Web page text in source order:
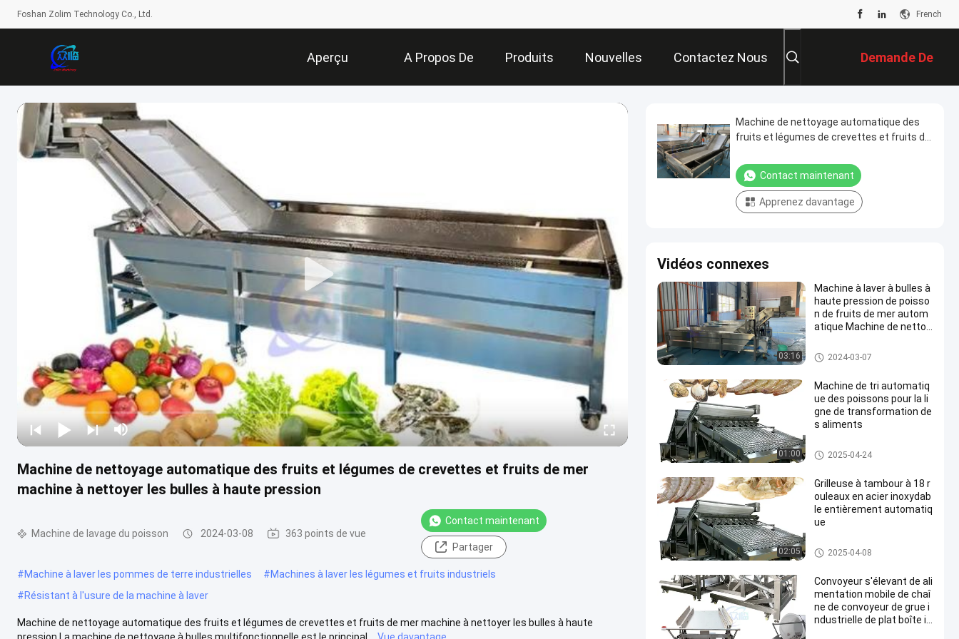
Foshan Zolim Technology Co., Ltd. French
Aperçu A Propos De Produits Nouvelles Contactez Nous Demande De
Soumission
Machine de nettoyage automatique des fruits et légumes de crevettes et fruits de mer
machine à nettoyer les bulles à haute pression
Machine de lavage du poisson 2024-03-08 363 points de vue
Contact maintenant
Partager
#Machine à laver les pommes de terre industrielles #Machines à laver les légumes et fruits industriels
#Résistant à l'usure de la machine à laver
Machine de nettoyage automatique des fruits et légumes de crevettes et fruits de mer machine à nettoyer les bulles à haute
pression La machine de nettoyage à bulles multifonctionnelle est le principal...
Vue davantage
Machine de nettoyage automatique des
fruits et légumes de crevettes et fruits de
pression
Contact maintenant
Apprenez davantage
Vidéos connexes
03:16
Machine à laver à bulles à
haute pression de poisso
n de fruits de mer autom
atique Machine de nettoy
la bande transporteuse
Machine de lavage du poisson
2024-03-07
01:00
Machine de tri automatiq
ue des poissons pour la li
gne de transformation de
s aliments
Machine d'évaluation de creve
tte
2025-04-24
02:05
Grilleuse à tambour à 18 r
ouleaux en acier inoxydab
le entièrement automatiq
ue
Machine d'évaluation de creve
tte
2025-04-08
Convoyeur s'élevant de ali
mentation mobile de chaî
ne de convoyeur de grue i
ndustrielle de plat boîte is